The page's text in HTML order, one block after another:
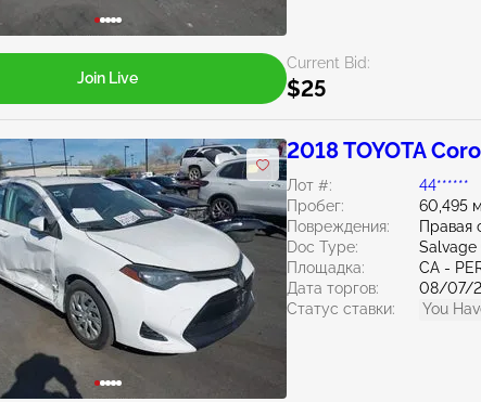
Current Bid:
$25
Join Live
2018 TOYOTA
Лот #:
44******
Пробег:
60,495
Повреждения:
Правая
Doc Type:
Salvage
Площадка:
CA -
Дата торгов:
08/07/
Статус ставки:
You